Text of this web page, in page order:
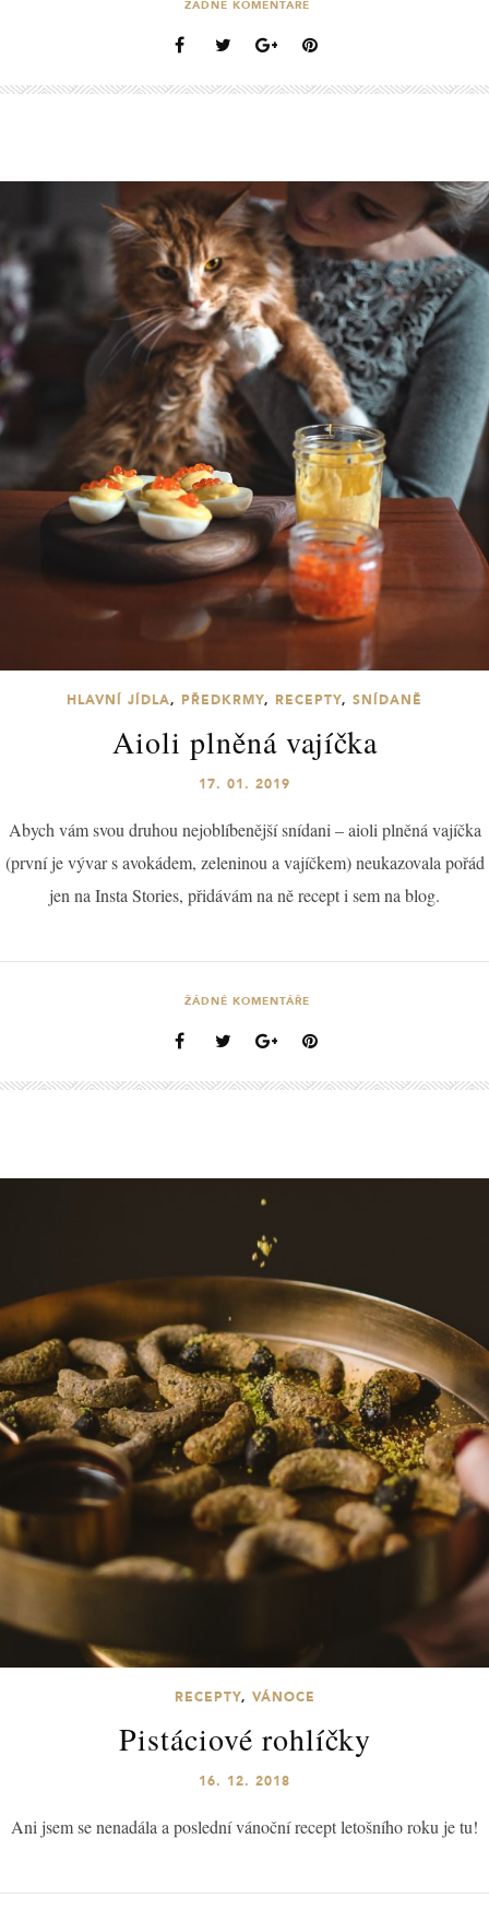
ŽÁDNÉ KOMENTÁŘE
HLAVNÍ JÍDLA, PŘEDKRMY, RECEPTY, SNÍDANĚ
Aioli plněná vajíčka
17. 01. 2019
Abych vám svou druhou nejoblíbenější snídani – aioli plněná vajíčka
(první je vývar s avokádem, zeleninou a vajíčkem) neukazovala pořád
jen na Insta Stories, přidávám na ně recept i sem na blog.
ŽÁDNÉ KOMENTÁŘE
RECEPTY, VÁNOCE
Pistáciové rohlíčky
16. 12. 2018
Ani jsem se nenadála a poslední vánoční recept letošního roku je tu!